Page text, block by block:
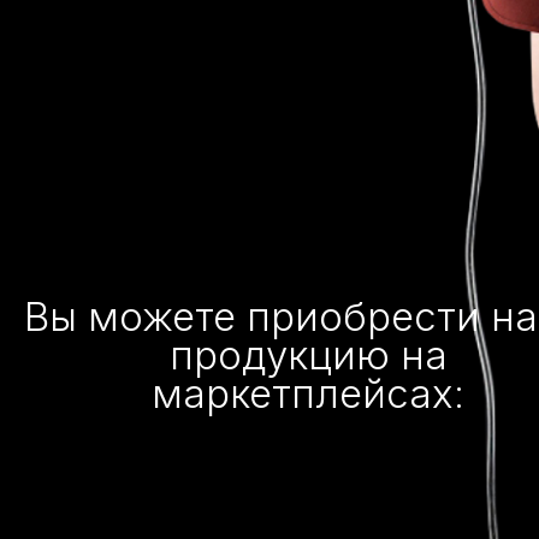
Вы можете приобрести
продукцию на
маркетплейсах: